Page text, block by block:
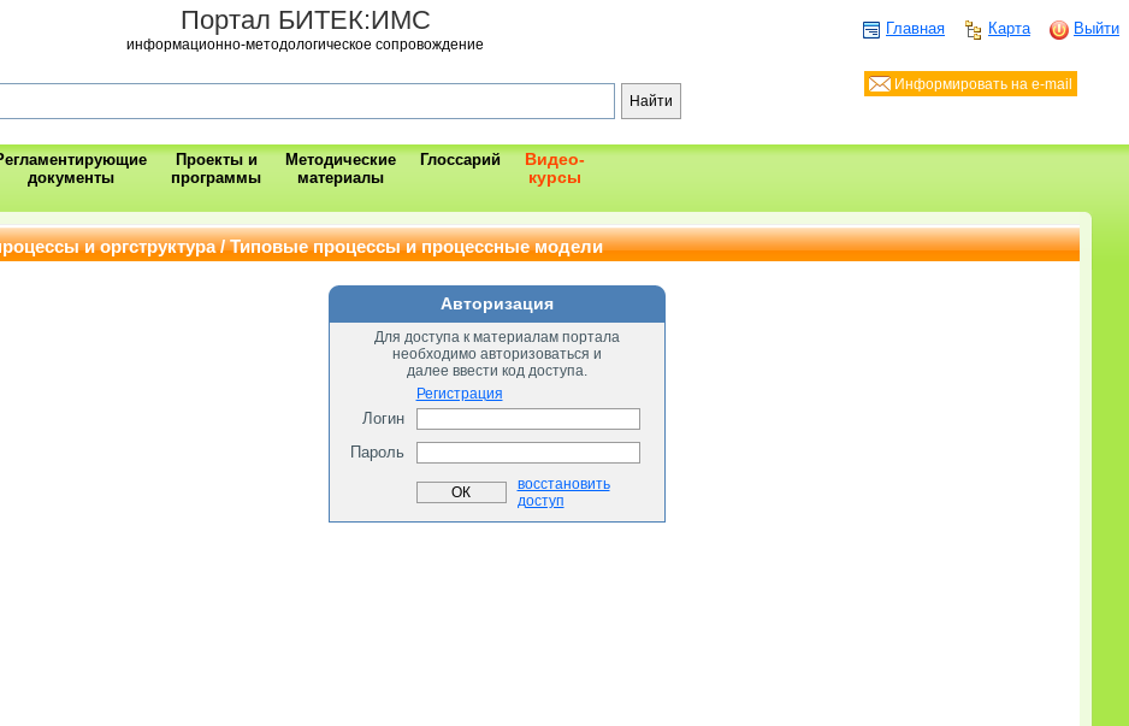
Портал БИТЕК:ИМС
информационно-методологическое сопровождение
Главная Карта Выйти
Информировать на e-mail
документы
Проекты и
программы
Методические
материалы
Глоссарий
Видео-
курсы
и оргструктура / Типовые процессы и процессные модели
Авторизация
Для доступа к материалам портала
необходимо авторизоваться и
далее ввести код доступа.
Регистрация
Логин
Пароль
восстановить
доступ